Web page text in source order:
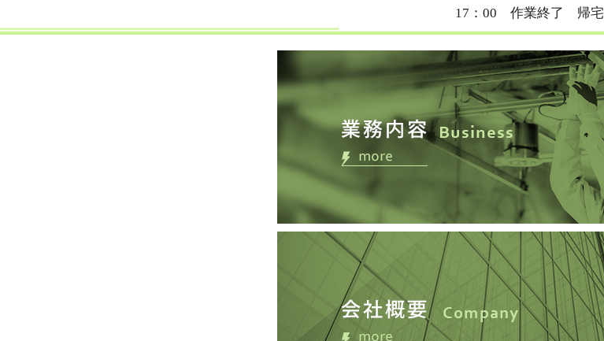
17：00 作業終了 帰宅